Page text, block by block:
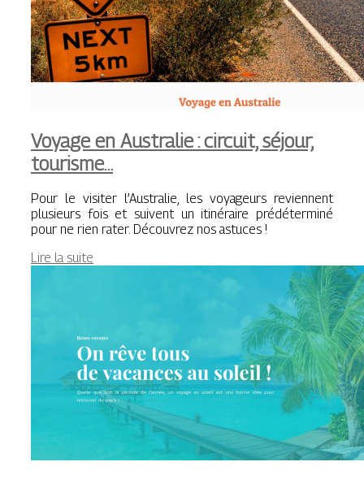
Voyage en Australie : circuit, séjour,
tourisme…
Pour le visiter l’Australie, les voyageurs reviennent
plusieurs fois et suivent un itinéraire prédéterminé
pour ne rien rater. Découvrez nos astuces !
Lire la suite